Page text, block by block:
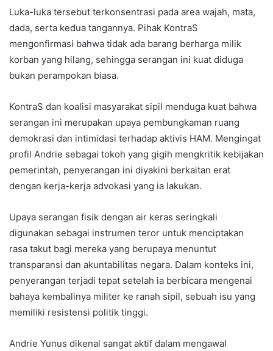
Luka-luka tersebut terkonsentrasi pada area wajah, mata,
dada, serta kedua tangannya. Pihak KontraS
mengonfirmasi bahwa tidak ada barang berharga milik
korban yang hilang, sehingga serangan ini kuat diduga
bukan perampokan biasa.
KontraS dan koalisi masyarakat sipil menduga kuat bahwa
serangan ini merupakan upaya pembungkaman ruang
demokrasi dan intimidasi terhadap aktivis HAM. Mengingat
profil Andrie sebagai tokoh yang gigih mengkritik kebijakan
pemerintah, penyerangan ini diyakini berkaitan erat
dengan kerja-kerja advokasi yang ia lakukan.
Upaya serangan fisik dengan air keras seringkali
digunakan sebagai instrumen teror untuk menciptakan
rasa takut bagi mereka yang berupaya menuntut
transparansi dan akuntabilitas negara. Dalam konteks ini,
penyerangan terjadi tepat setelah ia berbicara mengenai
bahaya kembalinya militer ke ranah sipil, sebuah isu yang
memiliki resistensi politik tinggi.
Andrie Yunus dikenal sangat aktif dalam mengawal